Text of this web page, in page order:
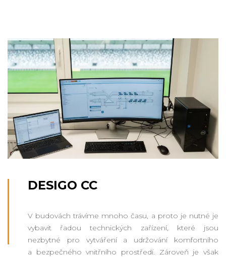
DESIGO CC
V budovách trávíme mnoho času, a proto je nutné je
vybavit řadou technických zařízení, které jsou
nezbytné pro vytváření a udržování komfortního
a bezpečného vnitřního prostředí. Zároveň je však